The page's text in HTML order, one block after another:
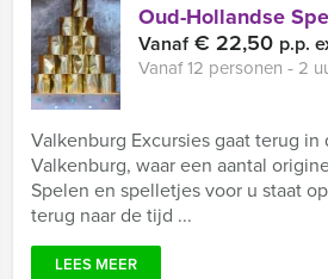
Oud-Hollandse
Vanaf€ 22,50 p.p.
Vanaf 12 personen ‐ 2
Valkenburg Excursies gaat terug in
Valkenburg, waar een aantal
Spelen en spelletjes voor u staat
terug naar de tijd ...
LEES MEER